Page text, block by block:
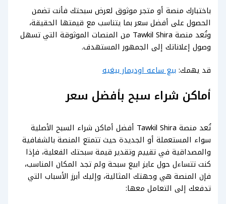
باختبارك منصة أو متجر موثوق لعرض سبحتك فأنت تضمن
الحصول على أفضل سعر بما يتناسب مع قيمتها الحقيقة،
وتُعد منصة Tawkil Shira من المنصات الموثوقة التي تسهل
وصول إعلاناتك إلى الجمهور المستهدف.
قد يهمك: بيع ساعه اوديمار بيغيه
أماكن شراء سبح بأفضل سعر
تُعد منصة Tawkil Shira أفضل أماكن شراء السبح الأصلية
سواء المستعملة أو الجديدة حيث تتمتع المنصة بالشفافية
والمصداقية في تقييم وتقدير قيمة سبحتك الفعلية، فإذا
كنت تتساءل حول عايز ابيع سبحة ولم تجد المكان المناسب،
فإن المنصة هي وجهتك المثالية، وإليك أبرز الأسباب التي
تدفعك إلى التعامل معها: